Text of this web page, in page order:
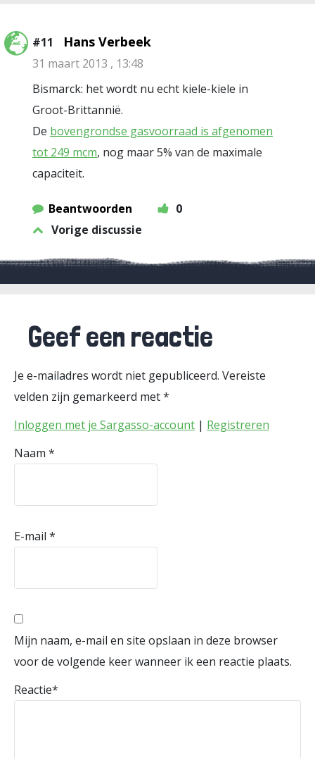
#11 Hans Verbeek
31 maart 2013 , 13:48
Bismarck: het wordt nu echt kiele-kiele in
Groot-Brittannië.
De bovengrondse gasvoorraad is afgenomen
tot 249 mcm, nog maar 5% van de maximale
capaciteit.
Beantwoorden
0
Vorige discussie
Geef een reactie
Je e-mailadres wordt niet gepubliceerd. Vereiste
velden zijn gemarkeerd met*
Inloggen met je Sargasso-account | Registreren
Naam *
E-mail *
Mijn naam, e-mail en site opslaan in deze browser
voor de volgende keer wanneer ik een reactie plaats.
Reactie*